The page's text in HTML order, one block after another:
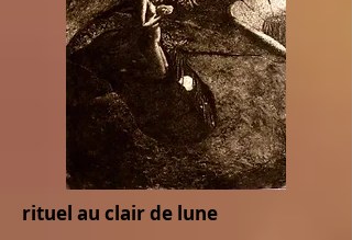
rituel au clair de lune